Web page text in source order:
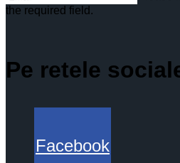
the required field.
Pe retele
Facebook